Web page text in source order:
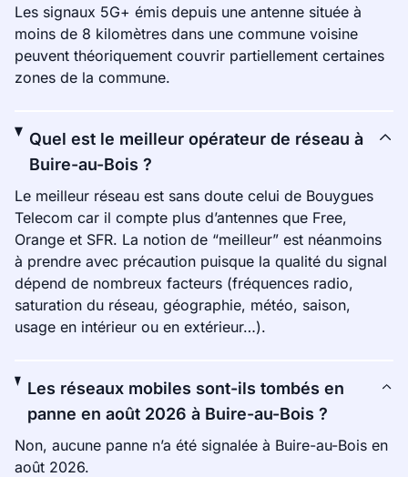
Les signaux 5G+ émis depuis une antenne située à
moins de 8 kilomètres dans une commune voisine
peuvent théoriquement couvrir partiellement certaines
zones de la commune.
Quel est le meilleur opérateur de réseau à
Buire-au-Bois ?
Le meilleur réseau est sans doute celui de Bouygues
Telecom car il compte plus d’antennes que Free,
Orange et SFR. La notion de “meilleur” est néanmoins
à prendre avec précaution puisque la qualité du signal
dépend de nombreux facteurs (fréquences radio,
saturation du réseau, géographie, météo, saison,
usage en intérieur ou en extérieur…).
Les réseaux mobiles sont-ils tombés en
panne en août 2026 à Buire-au-Bois ?
Non, aucune panne n’a été signalée à Buire-au-Bois en
août 2026.